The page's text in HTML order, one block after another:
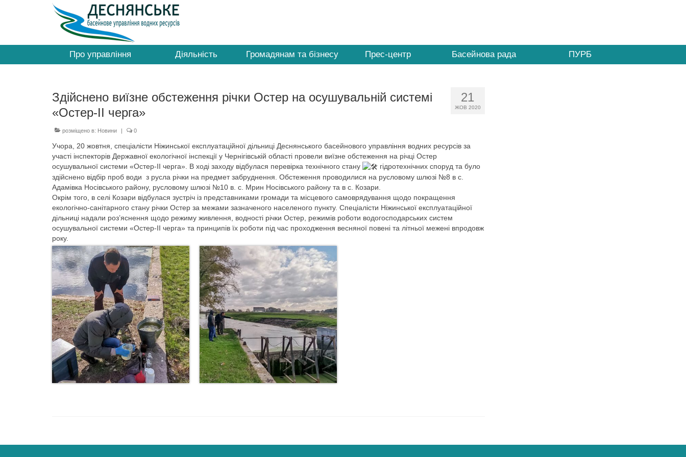
Про управління Діяльність Громадянам та бізнесу Прес-центр Басейнова рада ПУРБ
21
ЖОВ 2020
Здійснено виїзне обстеження річки Остер на осушувальній системі
«Остер-ІІ черга»
розміщено в: Новини | 0
Учора, 20 жовтня, спеціалісти Ніжинської експлуатаційної дільниці Деснянського басейнового управління водних ресурсів за
участі інспекторів Державної екологічної інспекції у Чернігівській області провели виїзне обстеження на річці Остер
осушувальної системи «Остер-ІІ черга». В ході заходу відбулася перевірка технічного стану
гідротехнічних споруд та було
здійснено відбір проб води з русла річки на предмет забруднення. Обстеження проводилися на русловому шлюзі №8 в с.
Адамівка Носівського району, русловому шлюзі №10 в. с. Мрин Носівського району та в с. Козари.
Окрім того, в селі Козари відбулася зустріч із представниками громади та місцевого самоврядування щодо покращення
екологічно-санітарного стану річки Остер за межами зазначеного населеного пункту. Спеціалісти Ніжинської експлуатаційної
дільниці надали роз’яснення щодо режиму живлення, водності річки Остер, режимів роботи водогосподарських систем
осушувальної системи «Остер-ІІ черга» та принципів їх роботи під час проходження весняної повені та літньої межені впродовж
року.